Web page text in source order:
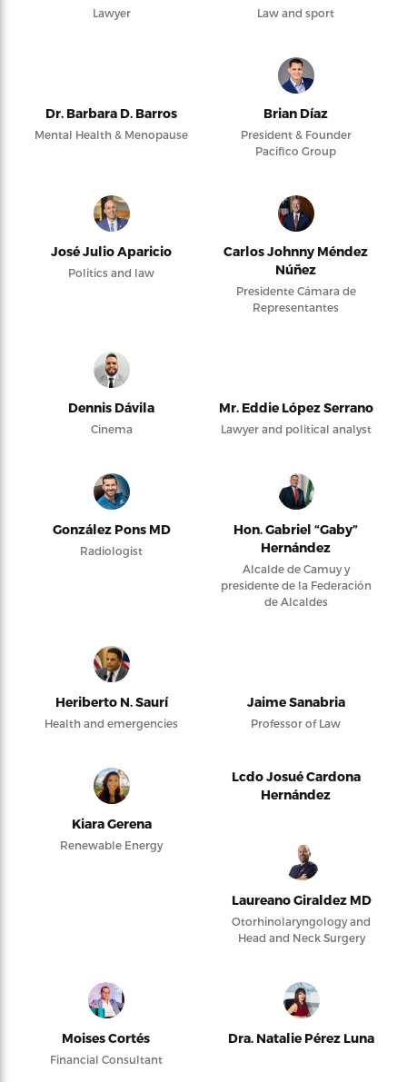
Lawyer Law and sport
Dr. Barbara D. Barros
Mental Health & Menopause
Brian Díaz
President & Founder
Pacifico Group
José Julio Aparicio
Politics and law
Carlos Johnny Méndez
Núñez
Presidente Cámara de
Representantes
Dennis Dávila
Cinema
Mr. Eddie López Serrano
Lawyer and political analyst
González Pons MD
Radiologist
Hon. Gabriel “Gaby”
Hernández
Alcalde de Camuy y
presidente de la Federación
de Alcaldes
Heriberto N. Saurí
Health and emergencies
Jaime Sanabria
Professor of Law
Kiara Gerena
Renewable Energy
Lcdo Josué Cardona
Hernández
Laureano Giraldez MD
Otorhinolaryngology and
Head and Neck Surgery
Moises Cortés
Financial Consultant
Dra. Natalie Pérez Luna